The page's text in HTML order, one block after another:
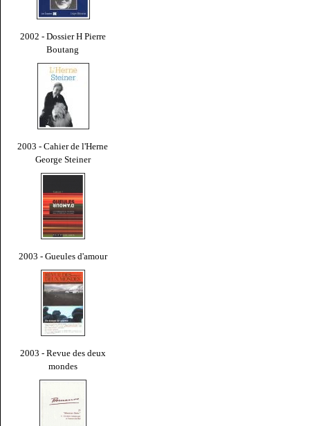
2002 - Dossier H Pierre
Boutang
2003 - Cahier de l'Herne
George Steiner
2003 - Gueules d'amour
2003 - Revue des deux
mondes